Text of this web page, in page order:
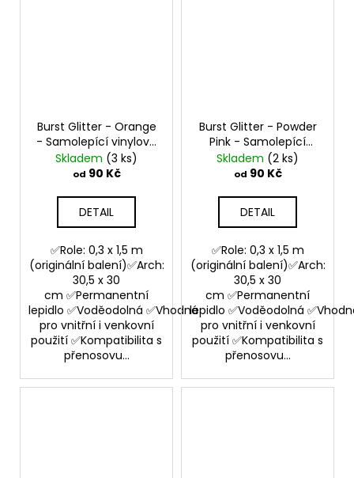
Burst Glitter - Orange
- Samolepící vinylová
folie
Skladem (3 ks)
od 90 Kč
DETAIL
✅Role: 0,3 x 1,5 m
(originální balení)✅Arch:
30,5 x 30
cm ✅Permanentní
lepidlo ✅Voděodolná ✅Vhodná
pro vnitřní i venkovní
použití ✅Kompatibilita s
přenosovu...
Burst Glitter - Powder
Pink - Samolepící
vinylová folie
Skladem (2 ks)
od 90 Kč
DETAIL
✅Role: 0,3 x 1,5 m
(originální balení)✅Arch:
30,5 x 30
cm ✅Permanentní
lepidlo ✅Voděodolná
pro vnitřní i venkovní
použití ✅Kompatibilita s
přenosovu...